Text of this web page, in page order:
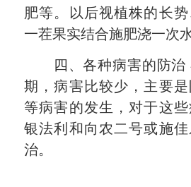
肥等。以后视植株的长
一茬果实结合施肥浇一次水
四、各种病害的防治
期，病害比较少，主要
等病害的发生，对于这
银法利和向农二号或施
治。